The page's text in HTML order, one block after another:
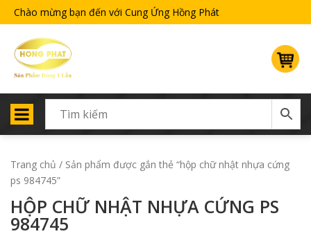
Chào mừng bạn đến với Cung Ứng Hồng Phát
Trang chủ / Sản phẩm được gắn thẻ “hộp chữ nhật nhựa cứng
ps 984745”
HỘP CHỮ NHẬT NHỰA CỨNG PS
984745